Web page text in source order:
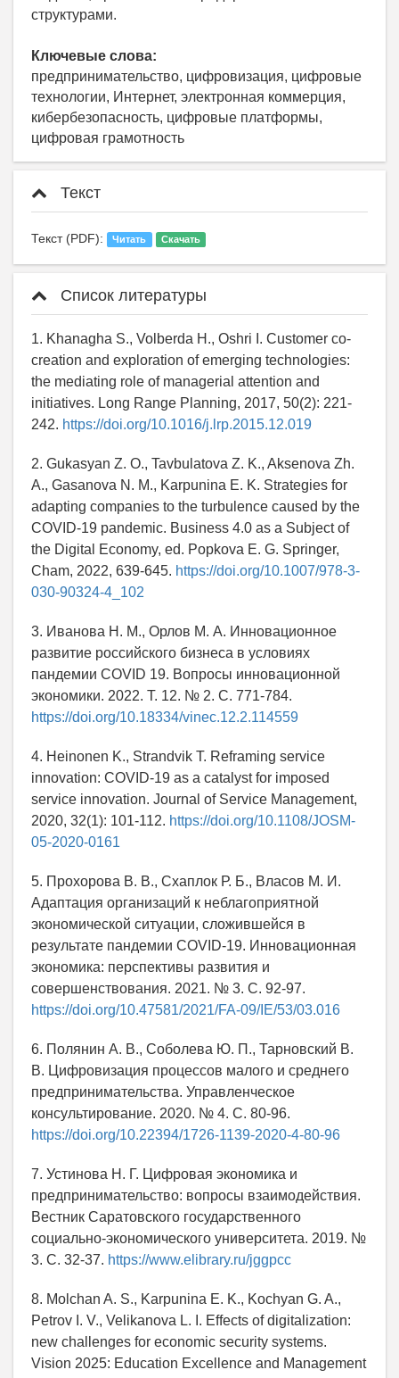
структурами.
Ключевые слова:
предпринимательство, цифровизация, цифровые
технологии, Интернет, электронная коммерция,
кибербезопасность, цифровые платформы,
цифровая грамотность
Текст
Текст (PDF): Читать Скачать
Список литературы
1. Khanagha S., Volberda H., Oshri I. Customer co-
creation and exploration of emerging technologies:
the mediating role of managerial attention and
initiatives. Long Range Planning, 2017, 50(2): 221-
242. https://doi.org/10.1016/j.lrp.2015.12.019
2. Gukasyan Z. O., Tavbulatova Z. K., Aksenova Zh.
A., Gasanova N. M., Karpunina E. K. Strategies for
adapting companies to the turbulence caused by the
COVID-19 pandemic. Business 4.0 as a Subject of
the Digital Economy, ed. Popkova E. G. Springer,
Cham, 2022, 639-645. https://doi.org/10.1007/978-3-
030-90324-4_102
3. Иванова Н. М., Орлов М. А. Инновационное
развитие российского бизнеса в условиях
пандемии COVID 19. Вопросы инновационной
экономики. 2022. Т. 12. № 2. С. 771-784.
https://doi.org/10.18334/vinec.12.2.114559
4. Heinonen K., Strandvik T. Reframing service
innovation: COVID-19 as a catalyst for imposed
service innovation. Journal of Service Management,
2020, 32(1): 101-112. https://doi.org/10.1108/JOSM-
05-2020-0161
5. Прохорова В. В., Схаплок Р. Б., Власов М. И.
Адаптация организаций к неблагоприятной
экономической ситуации, сложившейся в
результате пандемии COVID-19. Инновационная
экономика: перспективы развития и
совершенствования. 2021. № 3. С. 92-97.
https://doi.org/10.47581/2021/FA-09/IE/53/03.016
6. Полянин А. В., Соболева Ю. П., Тарновский В.
В. Цифровизация процессов малого и среднего
предпринимательства. Управленческое
консультирование. 2020. № 4. С. 80-96.
https://doi.org/10.22394/1726-1139-2020-4-80-96
7. Устинова Н. Г. Цифровая экономика и
предпринимательство: вопросы взаимодействия.
Вестник Саратовского государственного
социально-экономического университета. 2019. №
3. С. 32-37. https://www.elibrary.ru/jggpcc
8. Molchan A. S., Karpunina E. K., Kochyan G. A.,
Petrov I. V., Velikanova L. I. Effects of digitalization:
new challenges for economic security systems.
Vision 2025: Education Excellence and Management